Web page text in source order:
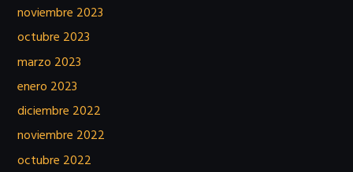
noviembre 2023
octubre 2023
marzo 2023
enero 2023
diciembre 2022
noviembre 2022
octubre 2022